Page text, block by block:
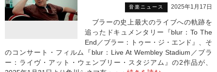
音楽ニュース 2025年1月17日
ブラーの史上最大のライブへの軌跡を
追ったドキュメンタリー『blur：To The
End／ブラー：トゥー・ジ・エンド』、そ
のコンサート・フィルム『blur：Live At Wembley Stadium／ブラ
ー：ライヴ・アット・ウェンブリー・スタジアム』の2作品が、